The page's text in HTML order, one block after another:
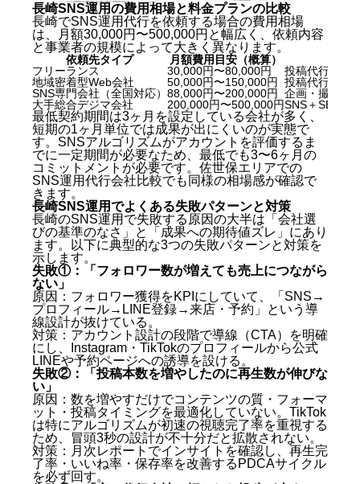
長崎SNS運用の費用相場と料金プランの比較
長崎でSNS運用代行を依頼する場合の費用相場
は、月額30,000円〜500,000円と幅広く、依頼内容
と事業者の規模によって大きく異なります。
依頼先タイプ 月額費用目安（概算）
フリーランス
30,000円〜80,000円
投稿代行・簡
地域密着型Web会社
50,000円〜150,000円 投稿代行・撮
SNS専門会社（全国対応） 88,000円〜200,000円 企画・撮影・
大手総合デジマ会社
200,000円〜500,000円SNS＋SEO＋
最低契約期間は3ヶ月を設定している会社が多く、
短期の1ヶ月単位では成果が出にくいのが実態で
す。SNSアルゴリズムがアカウントを評価するま
でに一定期間が必要なため、最低でも3〜6ヶ月の
コミットメントが必要です。 佐世保エリアでの
SNS運用代行会社比較でも同様の相場感が確認で
きます。
長崎SNS運用でよくある失敗パターンと対策
長崎のSNS運用で失敗する原因の大半は「会社選
びの基準のなさ」と「成果への期待値ズレ」にあり
ます。以下に典型的な3つの失敗パターンと対策を
示します。
失敗①：「フォロワー数が増えても売上につながら
ない」
原因：フォロワー獲得をKPIにしていて、「SNS→
プロフィール→LINE登録→来店・予約」という導
線設計が抜けている。
対策：アカウント設計の段階で導線（CTA）を明確
にし、Instagram・TikTokのプロフィールから公式
LINEや予約ページへの誘導を設ける。
失敗②：「投稿本数を増やしたのに再生数が伸びな
い」
原因：数を増やすだけでコンテンツの質・フォーマ
ット・投稿タイミングを最適化していない。TikTok
は特にアルゴリズムが初速の視聴完了率を重視する
ため、冒頭3秒の設計が不十分だと拡散されない。
対策：月次レポートでインサイトを確認し、再生完
了率・いいね率・保存率を改善するPDCAサイクル
を必ず回す。
長崎でSNS運用会社を選ぶ前に確認すべき5つの比較
軸（KBF）
長崎SNS運用会社おすすめ5選【2026年最新版】
①株式会社キングプロテア（札幌本社・全国対応）
②長崎市内の地域密着型Web制作会社A
③九州全域対応のSNSマーケティング会社B
④フリーランスSNSコンサルタント（長崎在住）
⑤大手総合デジタルマーケティング会社C（全国対
応）
長崎SNS運用の費用相場と料金プランの比較
長崎SNS運用でよくある失敗パターンと対策
長崎のSNS運用に強い会社を5軸で一覧比較
長崎SNS運用代行に関するよくある質問（FAQ）
Q. 長崎のSNS運用代行の費用相場はいくらです
か？
Q. 長崎から遠い会社（東京・札幌など）でも依頼
できますか？
Q. TikTokとInstagramはどちらを優先すべきです
か？
Q. SNS運用代行を始めてから成果が出るまでどの
くらいかかりますか？
Q. 長崎の観光業・飲食業に強いSNS運用会社の見
分け方は？
Q. 契約前に確認すべき最重要ポイントは何です
か？
まとめ：長崎SNS運用会社おすすめ5選【2026年最新
版】